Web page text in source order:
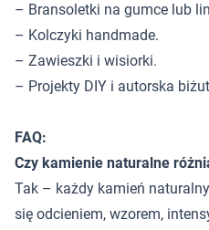
– Bransoletki na gumce lub
– Kolczyki handmade.
– Zawieszki i wisiorki.
– Projekty DIY i autorska
FAQ:
Czy kamienie naturalne
Tak – każdy kamień
się odcieniem, wzorem,